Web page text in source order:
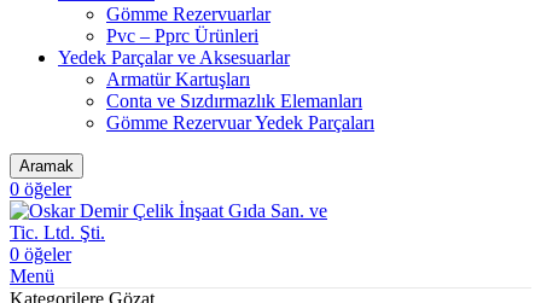
Gömme Rezervuarlar
Pvc – Pprc Ürünleri
Yedek Parçalar ve Aksesuarlar
Armatür Kartuşları
Conta ve Sızdırmazlık Elemanları
Gömme Rezervuar Yedek Parçaları
Aramak
0 öğeler
0 öğeler
Menü
Kategorilere Gözat